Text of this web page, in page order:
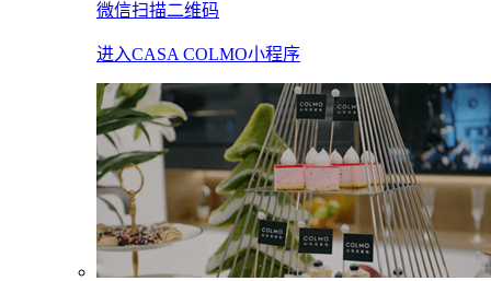
微信扫描二维码
进入CASA COLMO小程序